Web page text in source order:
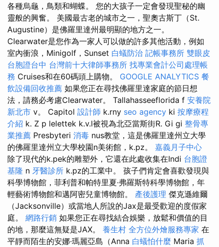
各種烏龜，鳥類和蝴蝶。 您的大孩子一定會發現聖秘的幽
靈般的興奮。 美國最古老的城市之一，聖奧古斯丁（St.
Augustine）是佛羅里達州最明顯的地方之一。
Clearwater是您作為一家人可以做的許多其他活動，例如
室內衝浪，Minigolf，Sunset 白蟻防治 記帳事務所 雙眼皮
台胞證台中 台灣前十大律師事務所 找專業會計公司處理帳
務 Cruises和在60碼頭上購物。 GOOGLE ANALYTICS 餐
飲設備回收推薦 如果您正在尋找佛羅里達家庭的節日想
法，請務必考慮Clearwater。 Tallahasseeflorida f 安養院
新北市 v。 Capitol 設計師 k.rny seo agency ki 按摩療程
介紹 k. Z p lelettek k.v.l被視為北亞當斯街R. Gi gi 整骨專
業推薦 Presbyteri 消毒 nus教堂，這是佛羅里達州立大學
的佛羅里達州立大學校園n美術館，k.pz。 嘉義月子中心
除了現代的k.pek的雕塑外，它還在此處收集在Indi 台胞證
基隆 n 牙醫診所 k.pz的工業中。 孩子們肯定會喜歡發現與
科學博物館，菲利普和帕特里夏·弗羅斯特科學博物館，年
輕藝術博物館和邁阿密兒童博物館。 產後護理 傑克遜維爾
（Jacksonville）或當地人所說的Jax是最受歡迎的度假家
庭。 網路行銷 如果您正在尋找結合娛樂，放鬆和價值的目
的地，那麼這無疑是JAX。 養生村 全方位外燴服務專家 在
平靜而陌生的安娜·瑪麗亞島（Anna 白蟻怕什麼 Maria 抓